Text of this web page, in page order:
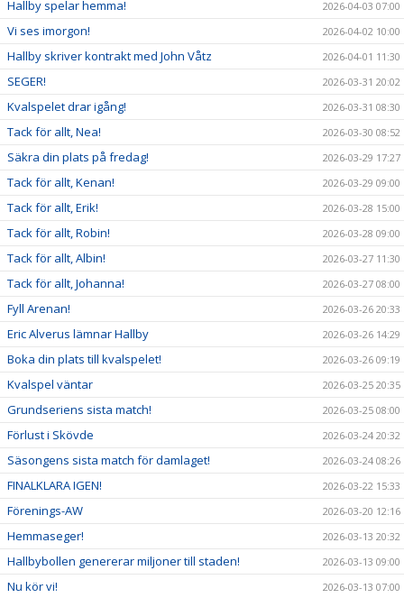
Hallby spelar hemma! 2026-04-03 07:00
Vi ses imorgon! 2026-04-02 10:00
Hallby skriver kontrakt med John Våtz 2026-04-01 11:30
SEGER! 2026-03-31 20:02
Kvalspelet drar igång! 2026-03-31 08:30
Tack för allt, Nea! 2026-03-30 08:52
Säkra din plats på fredag! 2026-03-29 17:27
Tack för allt, Kenan! 2026-03-29 09:00
Tack för allt, Erik! 2026-03-28 15:00
Tack för allt, Robin! 2026-03-28 09:00
Tack för allt, Albin! 2026-03-27 11:30
Tack för allt, Johanna! 2026-03-27 08:00
Fyll Arenan! 2026-03-26 20:33
Eric Alverus lämnar Hallby 2026-03-26 14:29
Boka din plats till kvalspelet! 2026-03-26 09:19
Kvalspel väntar 2026-03-25 20:35
Grundseriens sista match! 2026-03-25 08:00
Förlust i Skövde 2026-03-24 20:32
Säsongens sista match för damlaget! 2026-03-24 08:26
FINALKLARA IGEN! 2026-03-22 15:33
Förenings-AW 2026-03-20 12:16
Hemmaseger! 2026-03-13 20:32
Hallbybollen genererar miljoner till staden! 2026-03-13 09:00
Nu kör vi! 2026-03-13 07:00